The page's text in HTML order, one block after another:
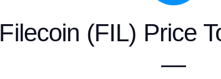
Filecoin (FIL) Price
—